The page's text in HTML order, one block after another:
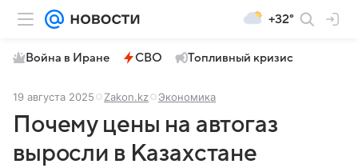
+32°
Война в Иране СВО Топливный кризис
19 августа 2025 Zakon.kz Экономика
Почему цены на автогаз
выросли в Казахстане